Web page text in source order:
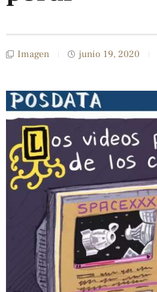
Imagen junio 19, 2020